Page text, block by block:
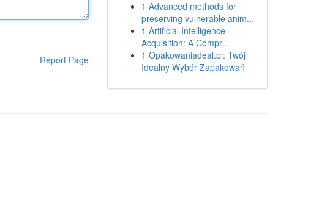
Report Page
1 Advanced methods for
preserving vulnerable anim...
1 Artificial Intelligence
Acquisition: A Compr...
1 Opakowaniadeal.pl: Twój
Idealny Wybór Zapakowań